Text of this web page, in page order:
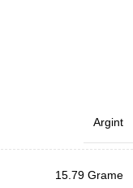
Argint
15.79 Grame